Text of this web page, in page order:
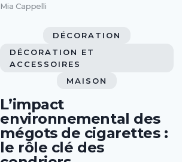
Mia Cappelli
DÉCORATION
DÉCORATION ET
ACCESSOIRES
MAISON
L’impact
environnemental des
mégots de cigarettes :
le rôle clé des